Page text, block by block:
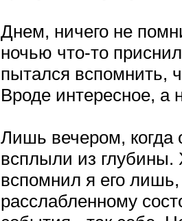
Днем, ничего не
ночью что-то
пытался вспомнить,
Вроде интересное, а
Лишь вечером, когда
всплыли из глубины.
вспомнил я его
расслабленному